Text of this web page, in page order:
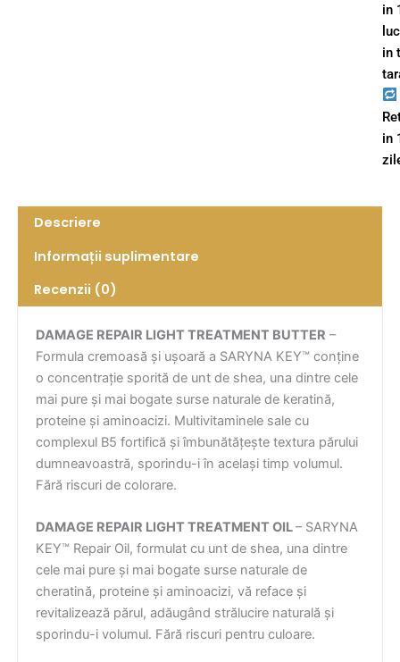
in
in
in
Descriere
Informații suplimentare
Recenzii (0)
DAMAGE REPAIR LIGHT TREATMENT BUTTER –
Formula cremoasă și ușoară a SARYNA KEY™ conține
o concentrație sporită de unt de shea, una dintre cele
mai pure și mai bogate surse naturale de keratină,
proteine și aminoacizi. Multivitaminele sale cu
complexul B5 fortifică și îmbunătățește textura părului
dumneavoastră, sporindu-i în același timp volumul.
Fără riscuri de colorare.
DAMAGE REPAIR LIGHT TREATMENT OIL– SARYNA
KEY™ Repair Oil, formulat cu unt de shea, una dintre
cele mai pure și mai bogate surse naturale de
cheratină, proteine și aminoacizi, vă reface și
revitalizează părul, adăugând strălucire naturală și
sporindu-i volumul. Fără riscuri pentru culoare.